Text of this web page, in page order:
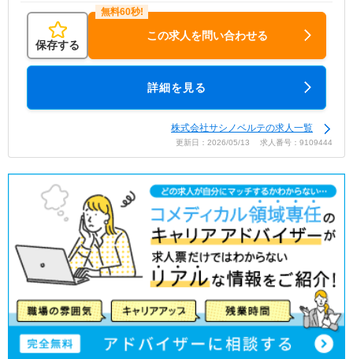
保存する
この求人を問い合わせる
詳細を見る
株式会社サシノベルテの求人一覧
更新日：2026/05/13 求人番号：9109444